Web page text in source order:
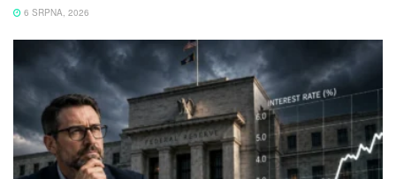
6 SRPNA, 2026